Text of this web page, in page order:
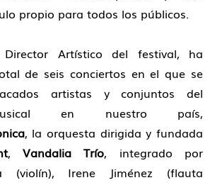
propio para todos los públicos.
Director Artístico del festival, ha
de seis conciertos en el que se
artistas y conjuntos del
en nuestro país,
, la orquesta dirigida y fundada
,Vandalia Trío, integrado por
(violín), Irene Jiménez (flauta